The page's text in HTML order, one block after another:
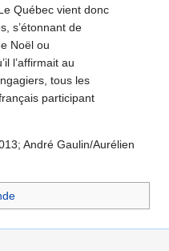
Québec vient donc
s’étonnant de
Noël ou
l’affirmait au
tous les
participant
André Gaulin/Aurélien